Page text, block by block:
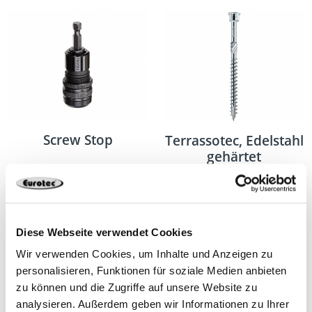
Diese Webseite verwendet Cookies
Wir verwenden Cookies, um Inhalte und Anzeigen zu
personalisieren, Funktionen für soziale Medien anbieten
zu können und die Zugriffe auf unsere Website zu
analysieren. Außerdem geben wir Informationen zu Ihrer
: Bei Hart-/Tropenhölzern sollte immer
vorgebohrt werden!
* Schrauben sind nicht im Lieferumfang enthalten.
Befestigung mit Terrassotec Ø 4 mm.
Screw Stop
Terrassotec, Edelstahl
gehärtet
Weitere Produkte der Kategorie
Sichtbare Dielenbefestigung